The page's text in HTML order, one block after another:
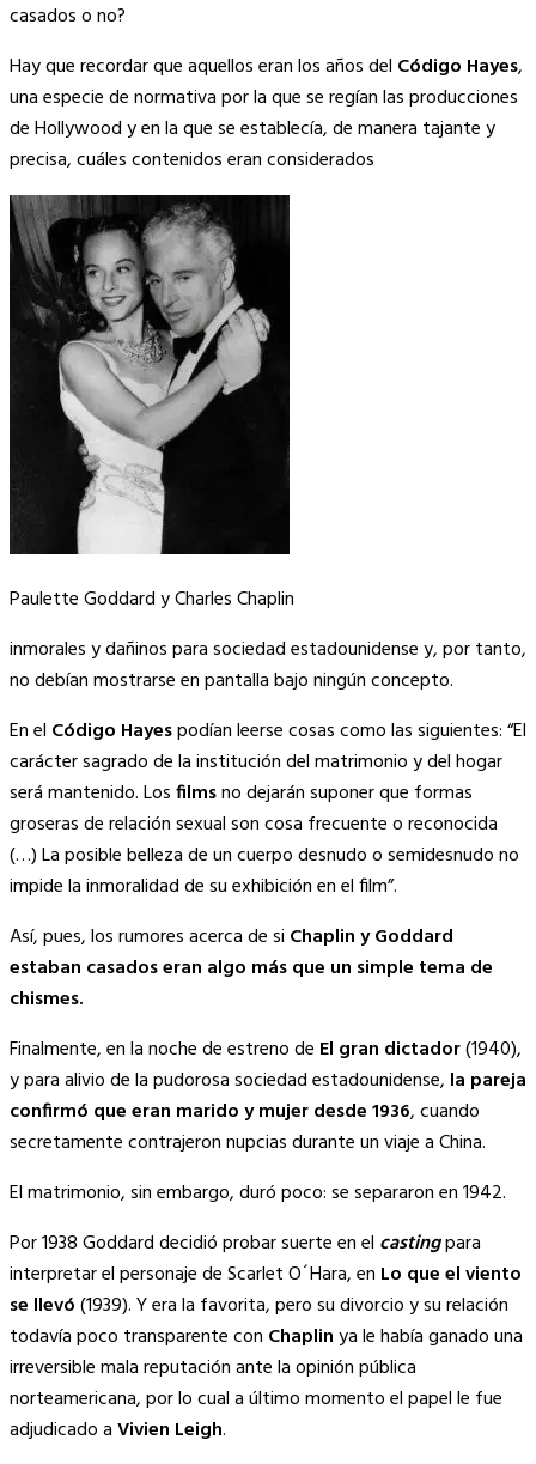
casados o no?
Hay que recordar que aquellos eran los años del Código Hayes,
una especie de normativa por la que se regían las producciones
de Hollywood y en la que se establecía, de manera tajante y
precisa, cuáles contenidos eran considerados
Paulette Goddard y Charles Chaplin
inmorales y dañinos para sociedad estadounidense y, por tanto,
no debían mostrarse en pantalla bajo ningún concepto.
En el Código Hayespodían leerse cosas como las siguientes: “El
carácter sagrado de la institución del matrimonio y del hogar
será mantenido. Losfilmsno dejarán suponer que formas
groseras de relación sexual son cosa frecuente o reconocida
(…) La posible belleza de un cuerpo desnudo o semidesnudo no
impide la inmoralidad de su exhibición en el film”.
Así, pues, los rumores acerca de si Chaplin y Goddard
estaban casados eran algo más que un simple tema de
chismes.
Finalmente, en la noche de estreno de El gran dictador(1940),
y para alivio de la pudorosa sociedad estadounidense, la pareja
confirmó que eran marido y mujer desde 1936, cuando
secretamente contrajeron nupcias durante un viaje a China.
El matrimonio, sin embargo, duró poco: se separaron en 1942.
Por 1938 Goddard decidió probar suerte en el castingpara
interpretar el personaje de Scarlet O´Hara, en Lo que el viento
se llevó(1939). Y era la favorita, pero su divorcio y su relación
todavía poco transparente con Chaplinya le había ganado una
irreversible mala reputación ante la opinión pública
norteamericana, por lo cual a último momento el papel le fue
adjudicado aVivien Leigh.